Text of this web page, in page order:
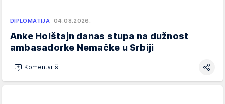
DIPLOMATIJA 04.08.2026.
Anke Holštajn danas stupa na dužnost
ambasadorke Nemačke u Srbiji
Komentariši